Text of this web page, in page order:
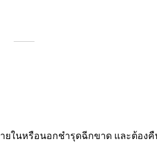
ในหรือนอกชำรุดฉีกขาด และต้อง